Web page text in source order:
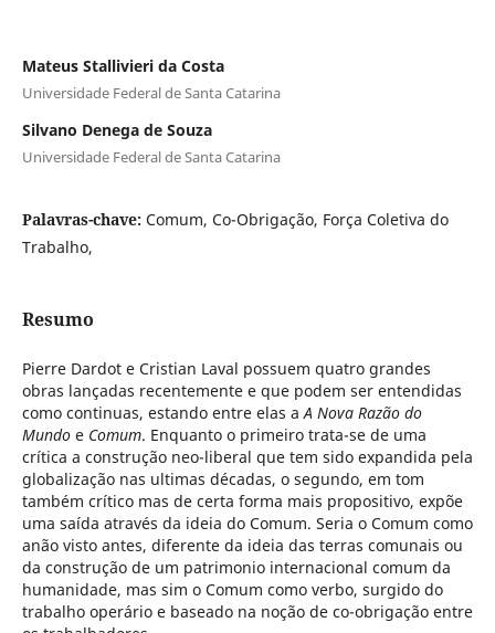
Mateus Stallivieri da Costa
Universidade Federal de Santa Catarina
Silvano Denega de Souza
Universidade Federal de Santa Catarina
Palavras-chave: Comum, Co-Obrigação, Força Coletiva do
Trabalho,
Resumo
Pierre Dardot e Cristian Laval possuem quatro grandes
obras lançadas recentemente e que podem ser entendidas
como continuas, estando entre elas aA Nova Razão do
Mundoe Comum. Enquanto o primeiro trata-se de uma
crítica a construção neo-liberal que tem sido expandida pela
globalização nas ultimas décadas, o segundo, em tom
também crítico mas de certa forma mais propositivo, expõe
uma saída através da ideia do Comum. Seria o Comum como
anão visto antes, diferente da ideia das terras comunais ou
da construção de um patrimonio internacional comum da
humanidade, mas sim o Comum como verbo, surgido do
trabalho operário e baseado na noção de co-obrigação entre